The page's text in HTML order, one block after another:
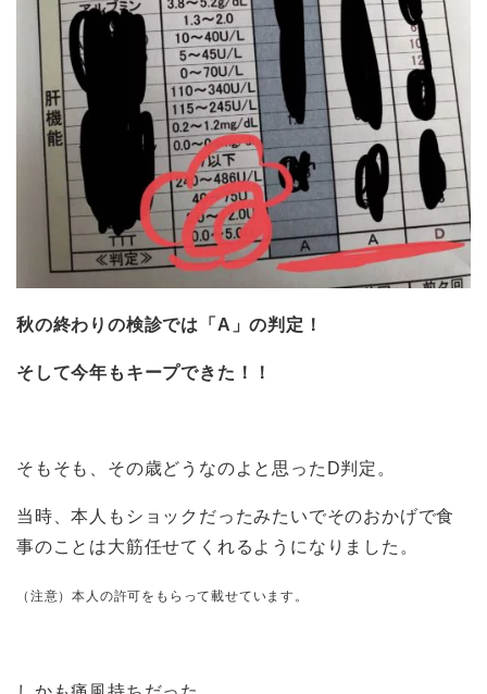
秋の終わりの検診では「A」の判定！
そして今年もキープできた！！
そもそも、その歳どうなのよと思ったD判定。
当時、本人もショックだったみたいでそのおかげで食
事のことは大筋任せてくれるようになりました。
（注意）本人の許可をもらって載せています。